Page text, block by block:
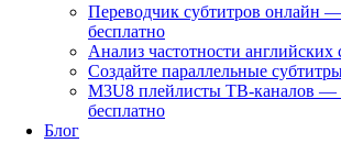
Переводчик субтитров онлайн
бесплатно
Анализ частотности
Создайте параллельные
M3U8 плейлисты ТВ‑каналов —
бесплатно
Блог